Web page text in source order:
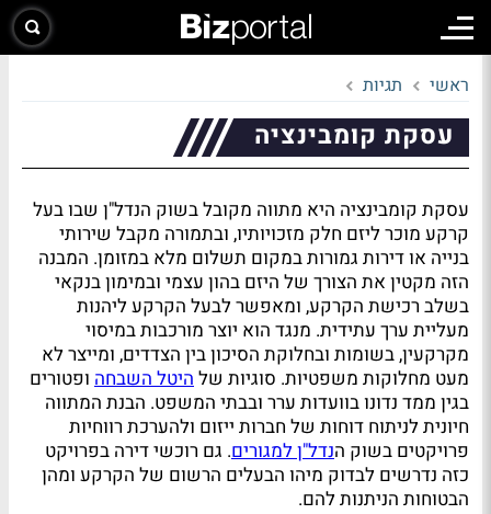
ראשי תגיות
עסקת קומבינציה
עסקת קומבינציה היא מתווה מקובל בשוק הנדל"ן שבו בעל
קרקע מוכר ליזם חלק מזכויותיו, ובתמורה מקבל שירותי
בנייה או דירות גמורות במקום תשלום מלא במזומן. המבנה
הזה מקטין את הצורך של היזם בהון עצמי ובמימון בנקאי
בשלב רכישת הקרקע, ומאפשר לבעל הקרקע ליהנות
מעליית ערך עתידית. מנגד הוא יוצר מורכבות במיסוי
מקרקעין, בשומות ובחלוקת הסיכון בין הצדדים, ומייצר לא
מעט מחלוקות משפטיות. סוגיות שלהיטל השבחה ופטורים
בגין ממד נדונו בוועדות ערר ובבתי המשפט. הבנת המתווה
חיונית לניתוח דוחות של חברות ייזום ולהערכת רווחיות
פרויקטים בשוק הנדל"ן למגורים. גם רוכשי דירה בפרויקט
כזה נדרשים לבדוק מיהו הבעלים הרשום של הקרקע ומהן
הבטוחות הניתנות להם.